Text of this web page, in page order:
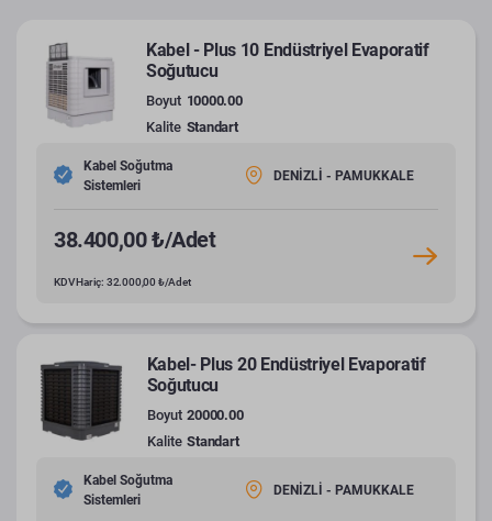
Kabel - Plus 10 Endüstriyel Evaporatif
Soğutucu
Boyut 10000.00
Kalite Standart
Kabel Soğutma
Sistemleri
DENİZLİ - PAMUKKALE
38.400,00 ₺/Adet
KDV Hariç: 32.000,00 ₺/Adet
Kabel- Plus 20 Endüstriyel Evaporatif
Soğutucu
Boyut 20000.00
Kalite Standart
Kabel Soğutma
Sistemleri
DENİZLİ - PAMUKKALE